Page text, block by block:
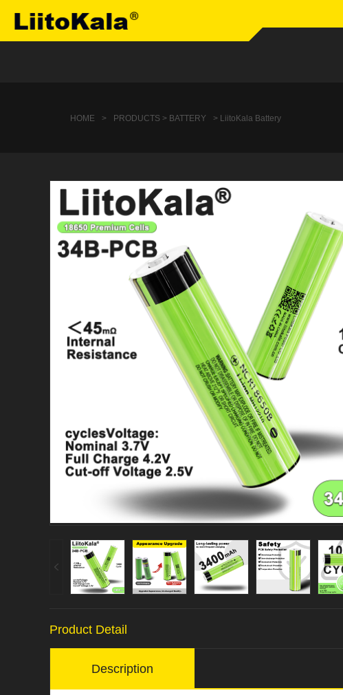
HOME > PRODUCTS > BATTERY > LiitoKala Battery
Product Detail
Description